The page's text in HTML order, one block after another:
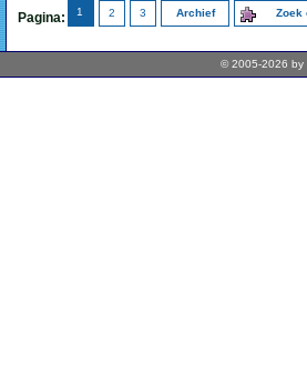
Pagina: 1 2 3 Archief Zoek
© 2005-2026 by